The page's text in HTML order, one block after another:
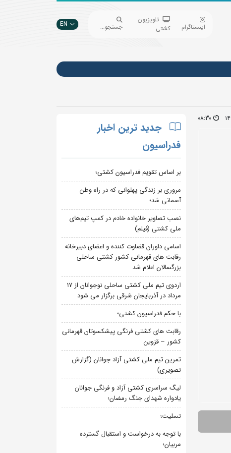
اینستاگرام
تلویزیون
کشتی
جستجو... EN
08:30
جدید ترین اخبار
فدراسیون
بر اساس تقویم فدراسیون کشتی؛
مروری بر زندگی پهلوانی که در راه وطن
آسمانی شد؛
نصب تصاویر خانواده خادم در کمپ تیم‌های
ملی کشتی (فیلم)
اسامی داوران قضاوت کننده و اعضای دبیرخانه
رقابت های قهرمانی کشور کشتی ساحلی
بزرگسالان اعلام شد
اردوی تیم ملی کشتی ساحلی نوجوانان از 17
مرداد در آذربایجان شرقی برگزار می شود
با حکم فدراسیون کشتی؛
رقابت های کشتی فرنگی پیشکسوتان قهرمانی
کشور – قزوین
تمرین تیم ملی کشتی آزاد جوانان (گزارش
تصویری)
لیگ سراسری کشتی آزاد و فرنگی جوانان
یادواره شهدای جنگ رمضان؛
تسلیت؛
با توجه به درخواست و استقبال گسترده
مربیان؛